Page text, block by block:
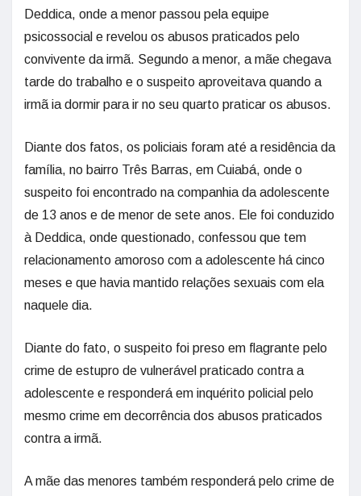
Deddica, onde a menor passou pela equipe
psicossocial e revelou os abusos praticados pelo
convivente da irmã. Segundo a menor, a mãe chegava
tarde do trabalho e o suspeito aproveitava quando a
irmã ia dormir para ir no seu quarto praticar os abusos.
Diante dos fatos, os policiais foram até a residência da
família, no bairro Três Barras, em Cuiabá, onde o
suspeito foi encontrado na companhia da adolescente
de 13 anos e de menor de sete anos. Ele foi conduzido
à Deddica, onde questionado, confessou que tem
relacionamento amoroso com a adolescente há cinco
meses e que havia mantido relações sexuais com ela
naquele dia.
Diante do fato, o suspeito foi preso em flagrante pelo
crime de estupro de vulnerável praticado contra a
adolescente e responderá em inquérito policial pelo
mesmo crime em decorrência dos abusos praticados
contra a irmã.
A mãe das menores também responderá pelo crime de